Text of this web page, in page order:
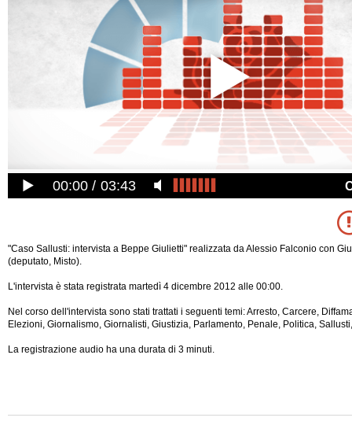
00:00 03:43
"Caso Sallusti: intervista a Beppe Giulietti" realizzata da Alessio Falconio con
(deputato, Misto).
L'intervista è stata registrata martedì 4 dicembre 2012 alle 00:00.
Nel corso dell'intervista sono stati trattati i seguenti temi: Arresto, Carcere,
Elezioni, Giornalismo, Giornalisti, Giustizia, Parlamento, Penale, Politica,
La registrazione audio ha una durata di 3 minuti.